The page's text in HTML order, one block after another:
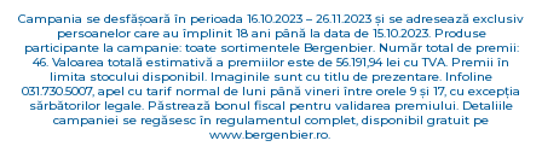
Campania se desfășoară în perioada 16.10.2023 – 26.11.2023 și se adresează exclusiv
persoanelor care au împlinit 18 ani până la data de 15.10.2023. Produse
participante la campanie: toate sortimentele Bergenbier. Număr total de premii:
46. Valoarea totală estimativă a premiilor este de 56.191,94 lei cu TVA. Premii în
limita stocului disponibil. Imaginile sunt cu titlu de prezentare. Infoline
031.730.5007, apel cu tarif normal de luni până vineri între orele 9 și 17, cu excepția
sărbătorilor legale. Păstrează bonul fiscal pentru validarea premiului. Detaliile
campaniei se regăsesc în regulamentul complet, disponibil gratuit pe
www.bergenbier.ro. ​